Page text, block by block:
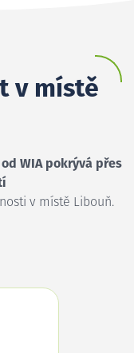
v místě
WIA pokrývá přes
v místě Libouň.